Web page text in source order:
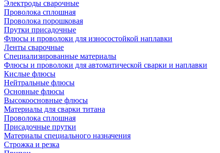
Электроды сварочные
Проволока сплошная
Проволока порошковая
Прутки присадочные
Флюсы и проволоки для износостойкой наплавки
Ленты сварочные
Специализированные материалы
Флюсы и проволоки для автоматической сварки и наплавки
Кислые флюсы
Нейтральные флюсы
Основные флюсы
Высокоосновные флюсы
Материалы для сварки титана
Проволока сплошная
Присадочные прутки
Материалы специального назначения
Строжка и резка